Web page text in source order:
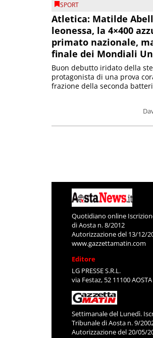
SPORT
Atletica: Matilde
leonessa, la 4×400
primato nazionale,
finale dei Mondiali
Buon debutto iridato della
protagonista di una prova
frazione della seconda
Quotidiano online
di Aosta n. 8/2012
Autorizzazione del 13/12/
www.gazzettamatin.com
Editore
LG PRESSE S.R.L.
via Festaz, 52 11100 AOSTA
Settimanale del Lunedì.
Tribunale di Aosta n. 9/
Autorizzazione del 20/05/